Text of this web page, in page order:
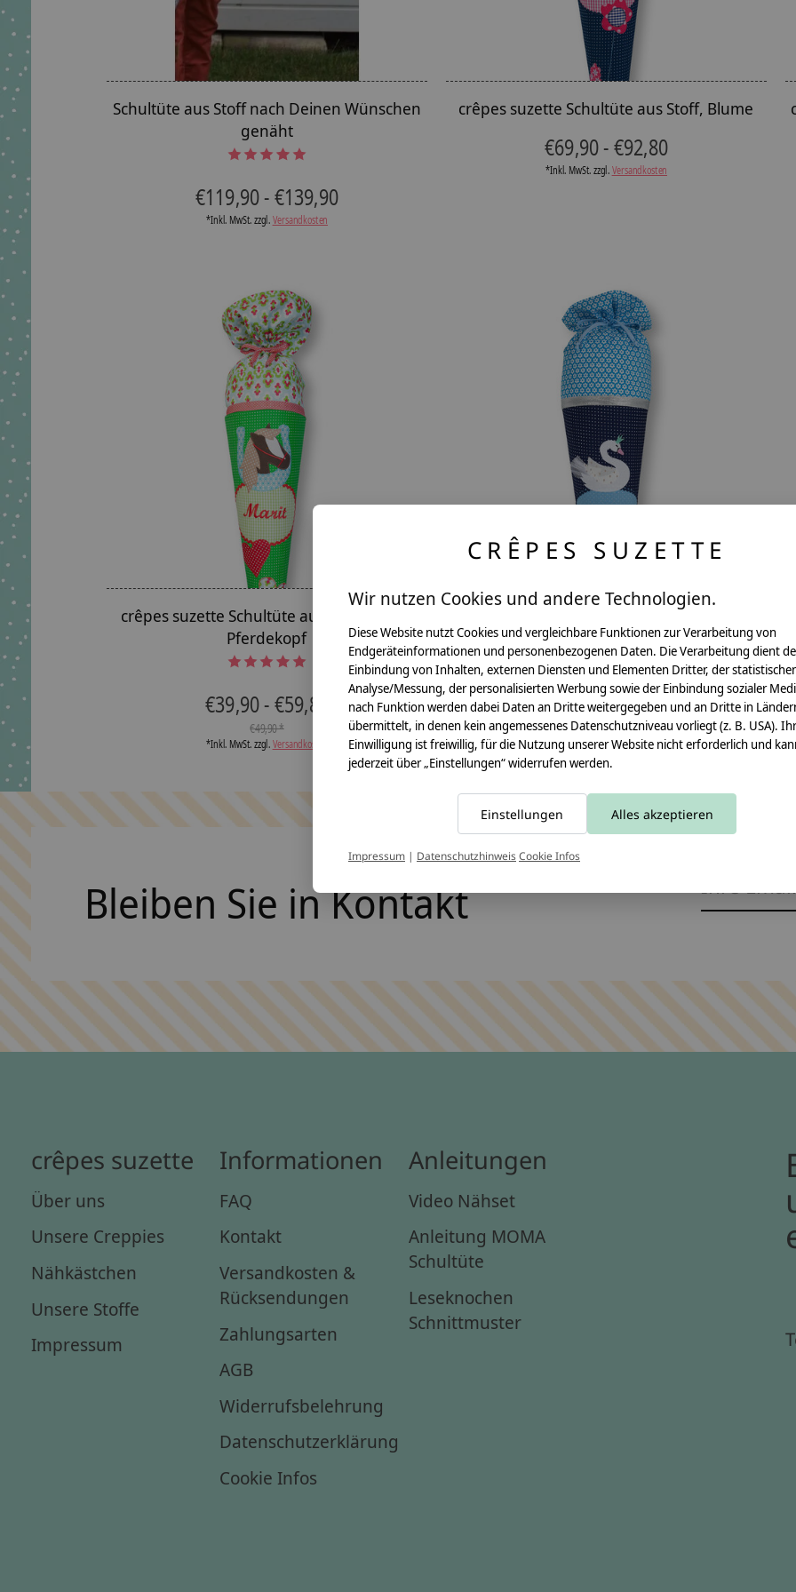
Schultüte aus Stoff nach Deinen Wünschen
genäht
The rating of this product is
€119,90 - €139,90
*Inkl. MwSt. zzgl.Versandkosten
crêpes suzette Schultüte aus Stoff, Blume
€69,90 - €92,80
*Inkl. MwSt. zzgl.Versandkosten
crêpes suzette Schultüte aus Stoff, Pferd,
Pferdekopf
The rating of this product is
out of 5
€39,90 - €59,80
€49,90 *
*Inkl. MwSt. zzgl.Versandkosten
Schultüte aus Stoff, Schwan
€69,90 - €92,80
*Inkl. MwSt. zzgl. Versandkosten
Bleiben Sie in Kontakt
crêpes suzette
Über uns
Unsere Creppies
Nähkästchen
Unsere Stoffe
Impressum
Informationen
FAQ
Kontakt
Versandkosten &
Rücksendungen
Zahlungsarten
AGB
Widerrufsbelehrung
Datenschutzerklärung
Cookie Infos
Anleitungen
Video Nähset
Anleitung MOMA
Schultüte
Leseknochen
Schnittmuster
CRÊPES SUZETTE
Wir nutzen Cookies und andere Technologien.
Diese Website nutzt Cookies und vergleichbare Funktionen zur Verarbeitung von
Endgeräteinformationen und personenbezogenen Daten. Die Verarbeitung dient
Einbindung von Inhalten, externen Diensten und Elementen Dritter, der
Analyse/Messung, der personalisierten Werbung sowie der Einbindung sozialer
nach Funktion werden dabei Daten an Dritte weitergegeben und an Dritte in
übermittelt, in denen kein angemessenes Datenschutzniveau vorliegt (z. B. USA).
Einwilligung ist freiwillig, für die Nutzung unserer Website nicht erforderlich und
jederzeit über „Einstellungen“ widerrufen werden.
Einstellungen Alles akzeptieren
Impressum | DatenschutzhinweisCookie Infos